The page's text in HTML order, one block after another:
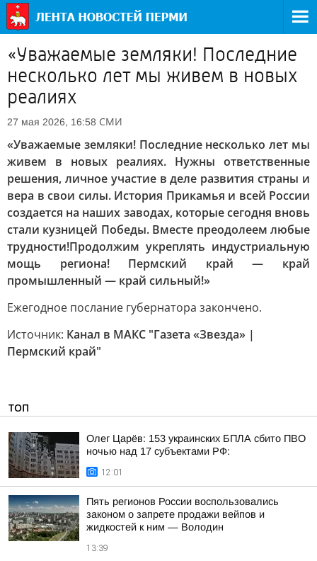
«Уважаемые земляки! Последние
несколько лет мы живем в новых
реалиях
27 мая 2026, 16:58 СМИ
«Уважаемые земляки! Последние несколько лет мы
живем в новых реалиях. Нужны ответственные
решения, личное участие в деле развития страны и
вера в свои силы. История Прикамья и всей России
создается на наших заводах, которые сегодня вновь
стали кузницей Победы. Вместе преодолеем любые
трудности!Продолжим укреплять индустриальную
мощь региона! Пермский край — край
промышленный — край сильный!»
Ежегодное послание губернатора закончено.
Источник: Канал в МАКС "Газета «Звезда» |
Пермский край"
ТОП
Олег Царёв: 153 украинских БПЛА сбито ПВО
ночью над 17 субъектами РФ:
12:01
Пять регионов России воспользовались
законом о запрете продажи вейпов и
жидкостей к ним — Володин
13:39